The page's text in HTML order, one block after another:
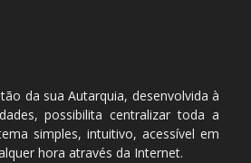
da sua Autarquia, desenvolvida à
possibilita centralizar toda a
simples, intuitivo, acessível em
hora através da Internet.